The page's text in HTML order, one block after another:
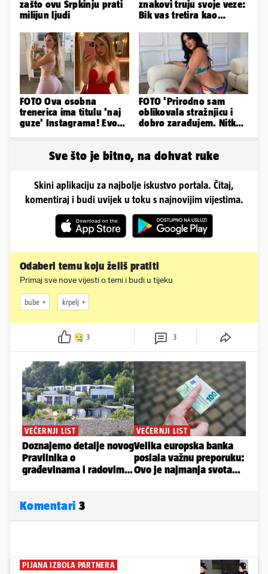
zašto ovu Srpkinju prati
milijun ljudi
znakovi truju svoje veze:
Bik vas tretira kao
ugovor
FOTO Ova osobna
trenerica ima titulu 'naj
guze' Instagrama! Evo
FOTO 'Prirodno sam
oblikovala stražnjicu i
dobro zarađujem. Nitko
Sve što je bitno, na dohvat ruke
Skini aplikaciju za najbolje iskustvo portala. Čitaj,
komentiraj i budi uvijek u toku s najnovijim vijestima.
Odaberi temu koju želiš pratiti
Primaj sve nove vijesti o temi i budi u tijeku
bube krpelj
3 3
Komentari 3
PIJANA IZBOLA PARTNERA